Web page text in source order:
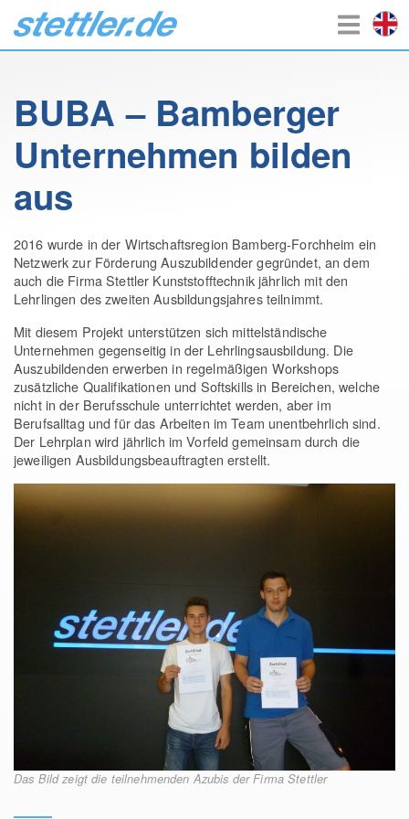
BUBA – Bamberger
Unternehmen bilden
aus
2016 wurde in der Wirtschaftsregion Bamberg-Forchheim ein
Netzwerk zur Förderung Auszubildender gegründet, an dem
auch die Firma Stettler Kunststofftechnik jährlich mit den
Lehrlingen des zweiten Ausbildungsjahres teilnimmt.
Mit diesem Projekt unterstützen sich mittelständische
Unternehmen gegenseitig in der Lehrlingsausbildung. Die
Auszubildenden erwerben in regelmäßigen Workshops
zusätzliche Qualifikationen und Softskills in Bereichen, welche
nicht in der Berufsschule unterrichtet werden, aber im
Berufsalltag und für das Arbeiten im Team unentbehrlich sind.
Der Lehrplan wird jährlich im Vorfeld gemeinsam durch die
jeweiligen Ausbildungsbeauftragten erstellt.
Das Bild zeigt die teilnehmenden Azubis der Firma Stettler